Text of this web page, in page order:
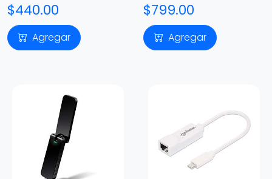
$440.00
Agregar
$799.00
Agregar